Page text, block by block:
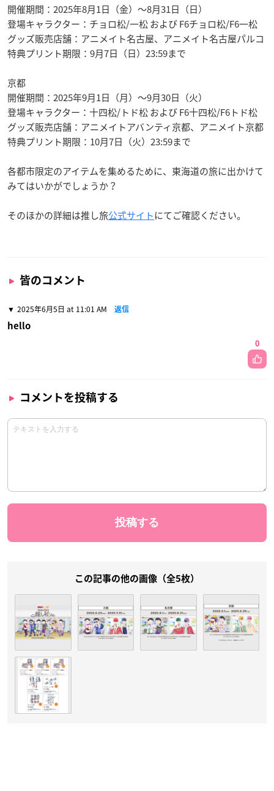
開催期間：2025年8月1日（金）～8月31日（日）
登場キャラクター：チョロ松/一松 および F6チョロ松/F6一松
グッズ販売店舗：アニメイト名古屋、アニメイト名古屋パルコ
特典プリント期限：9月7日（日）23:59まで
京都
開催期間：2025年9月1日（月）～9月30日（火）
登場キャラクター：十四松/トド松 および F6十四松/F6トド松
グッズ販売店舗：アニメイトアバンティ京都、アニメイト京都
特典プリント期限：10月7日（火）23:59まで
各都市限定のアイテムを集めるために、東海道の旅に出かけて
みてはいかがでしょうか？
そのほかの詳細は推し旅公式サイトにてご確認ください。
皆のコメント
2025年6月5日 at 11:01 AM 返信
hello
0
コメントを投稿する
この記事の他の画像（全5枚）